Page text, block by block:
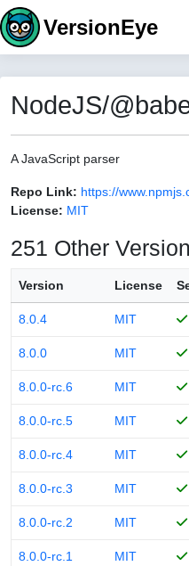
VersionEye
NodeJS/
A JavaScript parser
Repo Link: https://
License: MIT
251 Other
Version License
8.0.4 MIT
8.0.0 MIT
8.0.0-rc.6 MIT
8.0.0-rc.5 MIT
8.0.0-rc.4 MIT
8.0.0-rc.3 MIT
8.0.0-rc.2 MIT
8.0.0-rc.1 MIT